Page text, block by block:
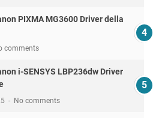
PIXMA MG3600 Driver della
comments
i-SENSYS LBP236dw Driver
No comments